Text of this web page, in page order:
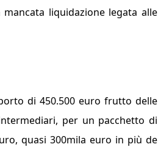
liquidazione legata alle
di 450.500 euro frutto delle
per un pacchetto di
quasi 300mila euro in più de